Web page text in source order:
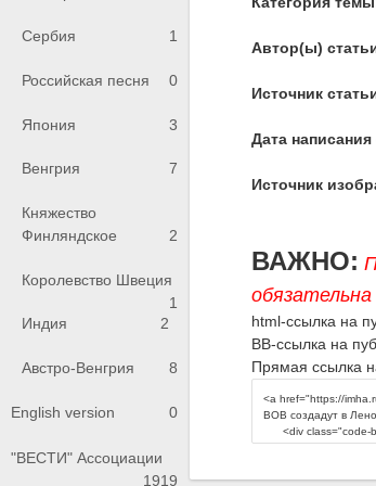
Сербия 1
Российская песня 0
Япония 3
Венгрия 7
Княжество
Финляндское
2
Королевство Швеция
1
Индия
2
Австро-Венгрия 8
English version 0
"ВЕСТИ" Ассоциации
1919
Автор(ы)
Источник
Дата написания
Источник
ВАЖНО:
обязательна
html-ссылка на
BB-ссылка на
Прямая ссылка